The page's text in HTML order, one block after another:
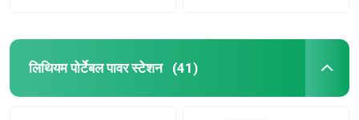
लिथियम पोर्टेबल पावर स्टेशन (41)